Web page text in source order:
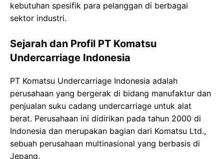
kebutuhan spesifik para pelanggan di berbagai
sektor industri.
Sejarah dan Profil PT Komatsu
Undercarriage Indonesia
PT Komatsu Undercarriage Indonesia adalah
perusahaan yang bergerak di bidang manufaktur dan
penjualan suku cadang undercarriage untuk alat
berat. Perusahaan ini didirikan pada tahun 2000 di
Indonesia dan merupakan bagian dari Komatsu Ltd.,
sebuah perusahaan multinasional yang berbasis di
Jepang.